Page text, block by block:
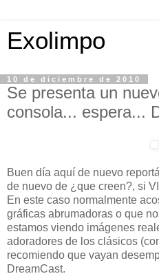
Exolimpo
10 de diciembre de 2010
Se presenta un
consola... espera...
Buen día aquí de nuevo
de nuevo de ¿que creen?, si
En este caso normalmente
gráficas abrumadoras o que
estamos viendo imágenes
adoradores de los clásicos
recomiendo que vayan
DreamCast.